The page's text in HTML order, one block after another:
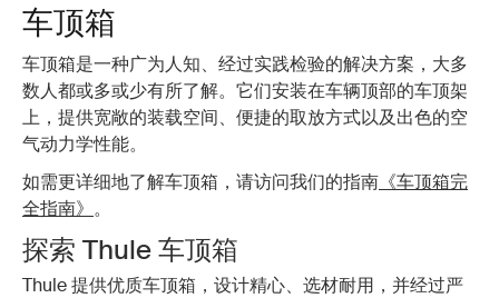
车顶箱
车顶箱是一种广为人知、经过实践检验的解决方案，大多
数人都或多或少有所了解。它们安装在车辆顶部的车顶架
上，提供宽敞的装载空间、便捷的取放方式以及出色的空
气动力学性能。
如需更详细地了解车顶箱，请访问我们的指南 《车顶箱完
全指南》 。
探索 Thule 车顶箱
Thule 提供优质车顶箱，设计精心、选材耐用，并经过严